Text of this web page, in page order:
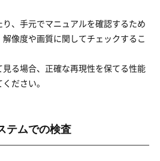
、手元でマニュアルを確認するため
像度や画質に関してチェックするこ
る場合、正確な再現性を保てる性能
ださい。
テムでの検査